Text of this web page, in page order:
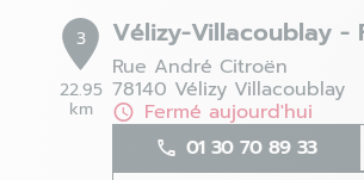
3
22.95
km
Vélizy-Villacoublay -
Rue André Citroën
78140 Vélizy Villacoublay
Fermé aujourd'hui
01 30 70 89 33